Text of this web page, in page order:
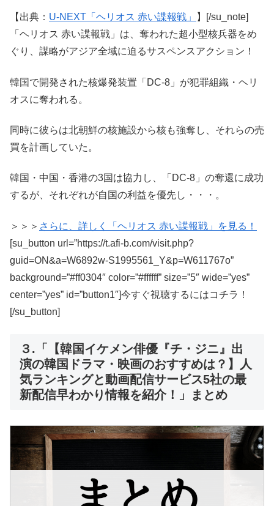
【出典： U-NEXT「ヘリオス 赤い諜報戦」
】[/su_note]
「ヘリオス 赤い諜報戦」は、奪われた超小型核兵器をめ
ぐり、謀略がアジア全域に迫るサスペンスアクション！
韓国で開発された核爆発装置「DC-8」が犯罪組織・ヘリ
オスに奪われる。
同時に彼らは北朝鮮の核施設から核も強奪し、それらの売
買を計画していた。
韓国・中国・香港の3国は協力し、「DC-8」の奪還に成功
するが、それぞれが自国の利益を優先し・・・。
＞＞＞ さらに、詳しく「ヘリオス 赤い諜報戦」を見る！
[su_button url=”https://t.afi-b.com/visit.php?
guid=ON&a=W6892w-S1995561_Y&p=W611767o”
background=”#ff0304″ color=”#ffffff” size=”5″ wide=”yes”
center=”yes” id=”button1″]今すぐ視聴するにはコチラ！
[/su_button]
３.「【韓国イケメン俳優『チ・ジニ』出
演の韓国ドラマ・映画のおすすめは？】人
気ランキングと動画配信サービス5社の最
新配信早わかり情報を紹介！」まとめ